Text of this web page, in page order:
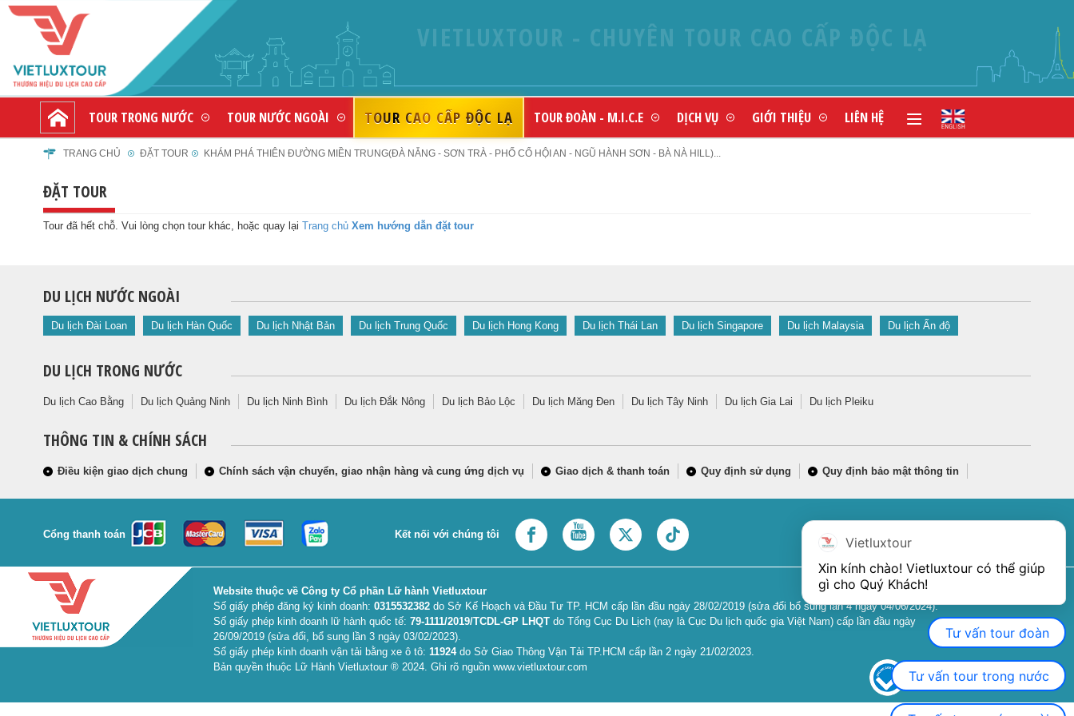
VIETLUXTOUR - CHUYÊN TOUR CAO CẤP ĐỘC LẠ
TOUR TRONG NƯỚC TOUR NƯỚC NGOÀI TOUR CAO CẤP ĐỘC LẠ TOUR ĐOÀN - M.I.C.E DỊCH VỤ GIỚI THIỆU LIÊN HỆ
TRANG CHỦ ĐẶT TOUR KHÁM PHÁ THIÊN ĐƯỜNG MIỀN TRUNG(ĐÀ NẴNG - SƠN TRÀ - PHỐ CỔ HỘI AN - NGŨ HÀNH SƠN - BÀ NÀ HILL)...
ĐẶT TOUR
Tour đã hết chỗ. Vui lòng chọn tour khác, hoặc quay lại Trang chủ Xem hướng dẫn đặt tour
DU LỊCH NƯỚC NGOÀI
Du lịch Đài Loan Du lịch Hàn Quốc Du lịch Nhật Bản Du lịch Trung Quốc Du lịch Hong Kong Du lịch Thái Lan Du lịch Singapore Du lịch Malaysia Du lịch Ấn độ
DU LỊCH TRONG NƯỚC
Du lịch Cao Bằng Du lịch Quảng Ninh Du lịch Ninh Bình Du lịch Đắk Nông Du lịch Bảo Lộc Du lịch Măng Đen Du lịch Tây Ninh Du lịch Gia Lai Du lịch Pleiku
THÔNG TIN & CHÍNH SÁCH
Điều kiện giao dịch chung Chính sách vận chuyển, giao nhận hàng và cung ứng dịch vụ Giao dịch & thanh toán Quy định sử dụng Quy định bảo mật thông tin
Cổng thanh toán Kết nối với chúng tôi
Website thuộc về Công ty Cổ phần Lữ hành Vietluxtour
Số giấy phép đăng ký kinh doanh:0315532382 do Sở Kế Hoạch và Đầu Tư TP. HCM cấp lần đầu ngày 28/02/2019 (sửa đổi bổ sung lần 4 ngày 04/06/2024).
Số giấy phép kinh doanh lữ hành quốc tế:79-1111/2019/TCDL-GP LHQT do Tổng Cục Du Lịch (nay là Cục Du lịch quốc gia Việt Nam) cấp lần đầu ngày
26/09/2019 (sửa đổi, bổ sung lần 3 ngày 03/02/2023).
Số giấy phép kinh doanh vận tải bằng xe ô tô:11924do Sở Giao Thông Vận Tải TP.HCM cấp lần 2 ngày 21/02/2023.
Bản quyền thuộc Lữ Hành Vietluxtour ® 2024. Ghi rõ nguồn www.vietluxtour.com
Vietluxtour
Xin kính chào! Vietluxtour có thể giúp
gì cho Quý Khách!
Tư vấn tour đoàn
Tư vấn tour trong nước